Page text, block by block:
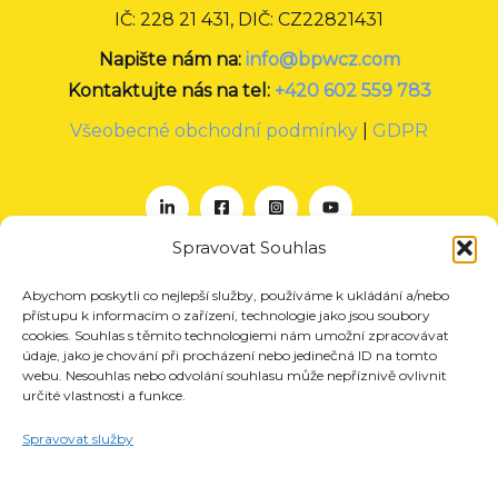
Spravovat Souhlas
Abychom poskytli co nejlepší služby, používáme k ukládání a/nebo
přístupu k informacím o zařízení, technologie jako jsou soubory
cookies. Souhlas s těmito technologiemi nám umožní zpracovávat
údaje, jako je chování při procházení nebo jedinečná ID na tomto
webu. Nesouhlas nebo odvolání souhlasu může nepříznivě ovlivnit
určité vlastnosti a funkce.
Spravovat služby
IČ: 228 21 431, DIČ: CZ22821431
Napište nám na: info@bpwcz.com
Kontaktujte nás na tel: +420 602 559 783
Všeobecné obchodní podmínky
GDPR
O nás
Projekty
Členství